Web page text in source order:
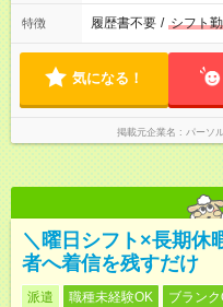
特徴 履歴書不要 / シフト
気になる！
掲載元企業名 パーソ
＼曜日シフト×長期休
者へ着信を残すだけ
派遣 職種未経験OK ブラン